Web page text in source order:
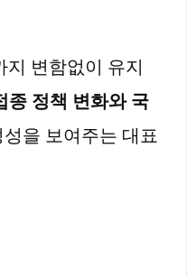
지 변함없이 유지
종 정책 변화와 국
을 보여주는 대표